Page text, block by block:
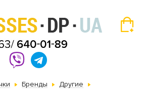
Бренды
Другие